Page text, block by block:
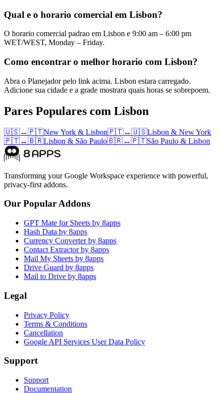
Qual e o horario comercial em Lisbon?
O horario comercial padrao em Lisbon e 9:00 am – 6:00 pm
WET/WEST, Monday – Friday.
Como encontrar o melhor horario com Lisbon?
Abra o Planejador pelo link acima. Lisbon estara carregado.
Adicione sua cidade e a grade mostrara quais horas se sobrepoem.
Pares Populares com Lisbon
🇺🇸↔🇵🇹New York & Lisbon🇵🇹↔🇺🇸Lisbon & New York
🇵🇹↔🇧🇷Lisbon & São Paulo🇧🇷↔🇵🇹São Paulo & Lisbon
Transforming your Google Workspace experience with powerful,
privacy-first addons.
Our Popular Addons
GPT Mate for Sheets by 8apps
Hash Data by 8apps
Currency Converter by 8apps
Contact Extractor by 8apps
Mail My Sheets by 8apps
Drive Guard by 8apps
Mail to Drive by 8apps
Legal
Privacy Policy
Terms & Conditions
Cancellation
Google API Services User Data Policy
Support
Support
Documentation